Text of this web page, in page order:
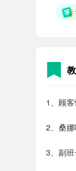
1、顾
2、桑
3、副